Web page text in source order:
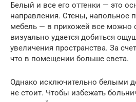
Белый и все его оттенки — это
направления. Стены, напольное
мебель — в прихожей все можно
визуально удается добиться
увеличения пространства. За
что в помещении больше света.
Однако исключительно белыми
не стоит. Чтобы избежать